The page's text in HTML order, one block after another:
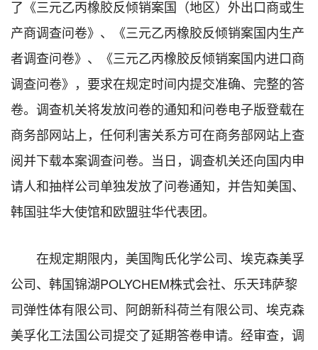
了《三元乙丙橡胶反倾销案国（地区）外出口商或生
产商调查问卷》、《三元乙丙橡胶反倾销案国内生产
者调查问卷》、《三元乙丙橡胶反倾销案国内进口商
调查问卷》，要求在规定时间内提交准确、完整的答
卷。调查机关将发放问卷的通知和问卷电子版登载在
商务部网站上，任何利害关系方可在商务部网站上查
阅并下载本案调查问卷。当日，调查机关还向国内申
请人和抽样公司单独发放了问卷通知，并告知美国、
韩国驻华大使馆和欧盟驻华代表团。
在规定期限内，美国陶氏化学公司、埃克森美孚
公司、韩国锦湖POLYCHEM株式会社、乐天玮萨黎
司弹性体有限公司、阿朗新科荷兰有限公司、埃克森
美孚化工法国公司提交了延期答卷申请。经审查，调